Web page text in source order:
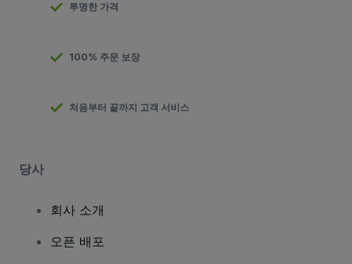
투명한 가격
100% 주문 보장
처음부터 끝까지 고객 서비스
당사
회사 소개
오픈 배포